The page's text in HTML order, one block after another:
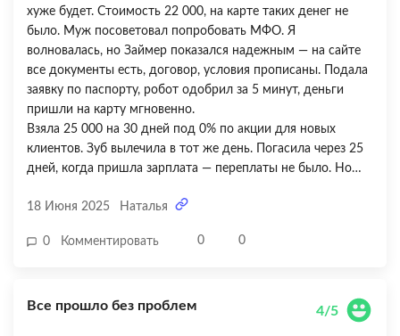
досрочном погашении, но осадок жуткий.
хуже будет. Стоимость 22 000, на карте таких денег не
было. Муж посоветовал попробовать МФО. Я
волновалась, но Займер показался надежным — на сайте
все документы есть, договор, условия прописаны. Подала
заявку по паспорту, робот одобрил за 5 минут, деньги
пришли на карту мгновенно.
Взяла 25 000 на 30 дней под 0% по акции для новых
клиентов. Зуб вылечила в тот же день. Погасила через 25
дней, когда пришла зарплата — переплаты не было. Но
предложений дополнительных услуг — какое-то
подключать, но звучит непонятно. Хотелось бы, чтобы
в нужный момент, но за навязчивые допуслуги минус балл.
18 Июня 2025 Наталья
0 Комментировать 0 0
Все прошло без проблем 4/5